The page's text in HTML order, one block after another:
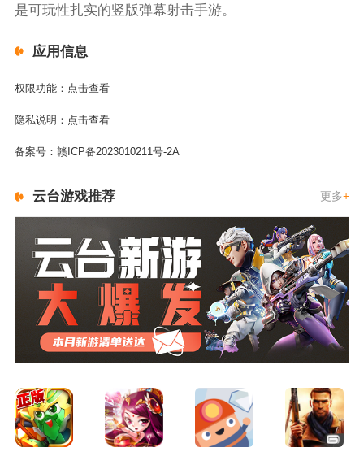
是可玩性扎实的竖版弹幕射击手游。
应用信息
权限功能： 点击查看
隐私说明： 点击查看
备案号： 赣ICP备2023010211号-2A
云台游戏推荐 更多+